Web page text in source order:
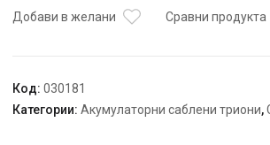
Добави в желани Сравни продукта
Код: 030181
Категории: Акумулаторни саблени триони,